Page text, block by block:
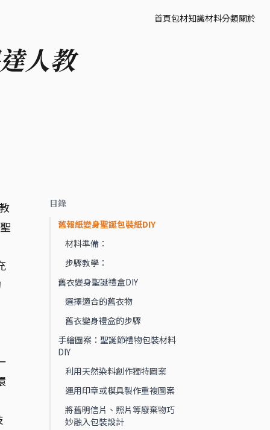
首頁包材知識材料分類關於
人教
目錄
舊報紙變身聖誕包裝紙DIY
材料準備：
步驟教學：
舊衣變身聖誕禮盒DIY
選擇適合的舊衣物
舊衣變身禮盒的步驟
手繪圖案：聖誕節禮物包裝材料
DIY
利用天然染料創作獨特圖案
運用印章或模具製作重複圖案
將舊明信片、照片等廢棄物巧
妙融入包裝設計